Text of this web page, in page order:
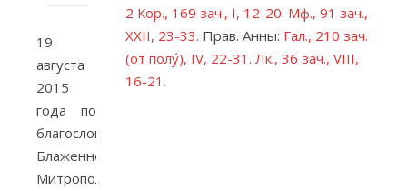
19
августа
2015
года по
благословению
Блаженнейшего
Митрополита
2 Кор., 169 зач., I, 12-20. Мф., 91 зач.,
XXII, 23-33. Прав. Анны: Гал., 210 зач.
(от полу́), IV, 22-31. Лк., 36 зач., VIII,
16-21.